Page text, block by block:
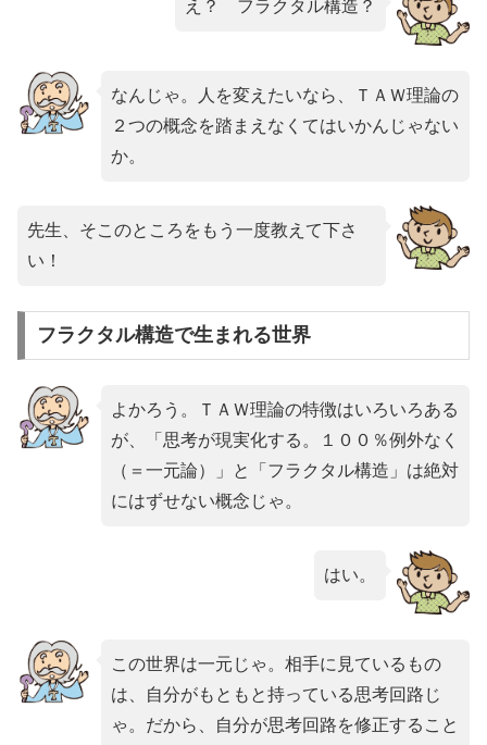
え？ フラクタル構造？
なんじゃ。人を変えたいなら、ＴＡＷ理論の
２つの概念を踏まえなくてはいかんじゃない
か。
先生、そこのところをもう一度教えて下さ
い！
フラクタル構造で生まれる世界
よかろう。ＴＡＷ理論の特徴はいろいろある
が、「思考が現実化する。１００％例外なく
（＝一元論）」と「フラクタル構造」は絶対
にはずせない概念じゃ。
はい。
この世界は一元じゃ。相手に見ているもの
は、自分がもともと持っている思考回路じ
ゃ。だから、自分が思考回路を修正すること